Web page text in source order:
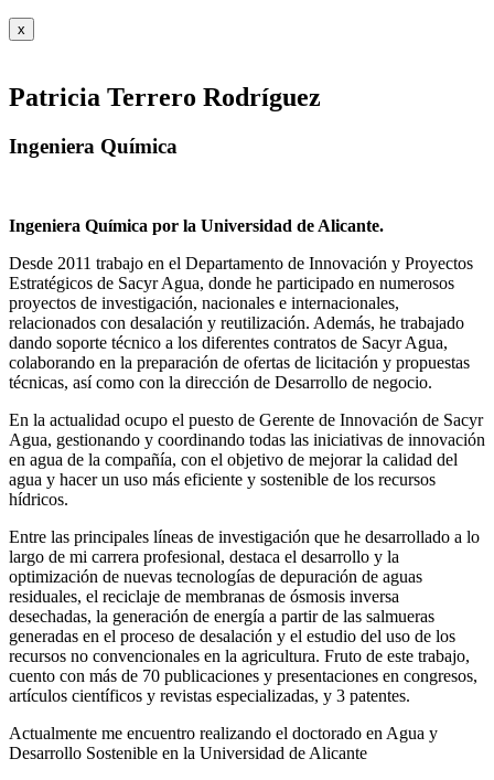
x
Patricia Terrero Rodríguez
Ingeniera Química
Ingeniera Química por la Universidad de Alicante.
Desde 2011 trabajo en el Departamento de Innovación y Proyectos
Estratégicos de Sacyr Agua, donde he participado en numerosos
proyectos de investigación, nacionales e internacionales,
relacionados con desalación y reutilización. Además, he trabajado
dando soporte técnico a los diferentes contratos de Sacyr Agua,
colaborando en la preparación de ofertas de licitación y propuestas
técnicas, así como con la dirección de Desarrollo de negocio.
En la actualidad ocupo el puesto de Gerente de Innovación de Sacyr
Agua, gestionando y coordinando todas las iniciativas de innovación
en agua de la compañía, con el objetivo de mejorar la calidad del
agua y hacer un uso más eficiente y sostenible de los recursos
hídricos.
Entre las principales líneas de investigación que he desarrollado a lo
largo de mi carrera profesional, destaca el desarrollo y la
optimización de nuevas tecnologías de depuración de aguas
residuales, el reciclaje de membranas de ósmosis inversa
desechadas, la generación de energía a partir de las salmueras
generadas en el proceso de desalación y el estudio del uso de los
recursos no convencionales en la agricultura. Fruto de este trabajo,
cuento con más de 70 publicaciones y presentaciones en congresos,
artículos científicos y revistas especializadas, y 3 patentes.
Actualmente me encuentro realizando el doctorado en Agua y
Desarrollo Sostenible en la Universidad de Alicante